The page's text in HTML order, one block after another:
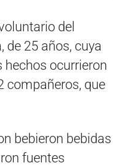
del
de 25 años, cuya
hechos ocurrieron
compañeros, que
bebieron bebidas
fuentes